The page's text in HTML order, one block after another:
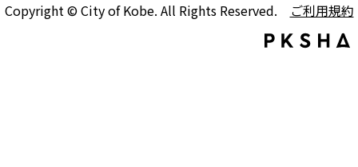
Copyright © City of Kobe. All Rights Reserved. ご利用規約